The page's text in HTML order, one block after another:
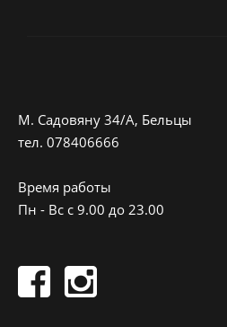
M. Садовяну 34/A, Бельцы
тeл. 078406666
Время работы
Пн - Вс с 9.00 до 23.00